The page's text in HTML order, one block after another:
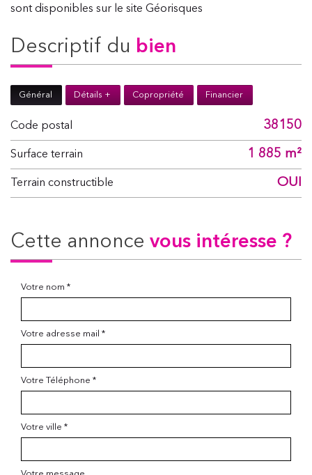
sont disponibles sur le site Géorisques
descriptif du bien
Général Détails + Copropriété Financier
Code postal 38150
surface terrain 1 885 m²
Terrain constructible OUI
cette annonce vous intéresse ?
Votre nom *
Votre adresse mail *
Votre Téléphone *
Votre ville *